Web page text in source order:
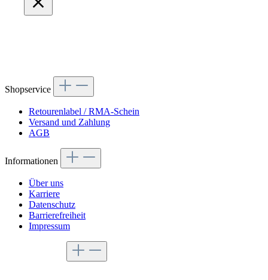
Shopservice
Retourenlabel / RMA-Schein
Versand und Zahlung
AGB
Informationen
Über uns
Karriere
Datenschutz
Barrierefreiheit
Impressum